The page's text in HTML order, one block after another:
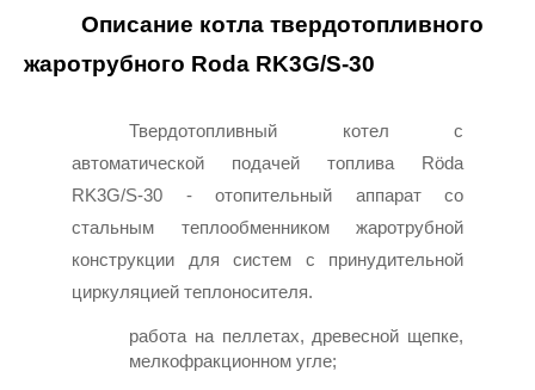
Описание котла твердотопливного
жаротрубного Roda RK3G/S-30
Твердотопливный котел с
автоматической подачей топлива Röda
RK3G/S-30 - отопительный аппарат со
стальным теплообменником жаротрубной
конструкции для систем с принудительной
циркуляцией теплоносителя.
работа на пеллетах, древесной щепке,
мелкофракционном угле;